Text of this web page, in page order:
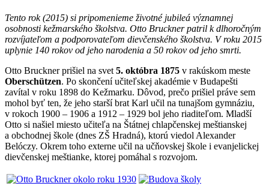
Tento rok (2015) si pripomenieme životné jubileá významnej
osobnosti kežmarského školstva. Otto Bruckner patril k dlhoročným
rozvíjateľom a podporovateľom dievčenského školstva. V roku 2015
uplynie 140 rokov od jeho narodenia a 50 rokov od jeho smrti.
Otto Bruckner prišiel na svet 5. októbra 1875 v rakúskom meste
Oberschützen. Po skončení učiteľskej akadémie v Budapešti
zavítal v roku 1898 do Kežmarku. Dôvod, prečo prišiel práve sem
mohol byť ten, že jeho starší brat Karl učil na tunajšom gymnáziu,
v rokoch 1900 – 1906 a 1912 – 1929 bol jeho riaditeľom. Mladší
Otto si našiel miesto učiteľa na Štátnej chlapčenskej meštianskej
a obchodnej škole (dnes ZŠ Hradná), ktorú viedol Alexander
Belóczy. Okrem toho externe učil na učňovskej škole i evanjelickej
dievčenskej meštianke, ktorej pomáhal s rozvojom.